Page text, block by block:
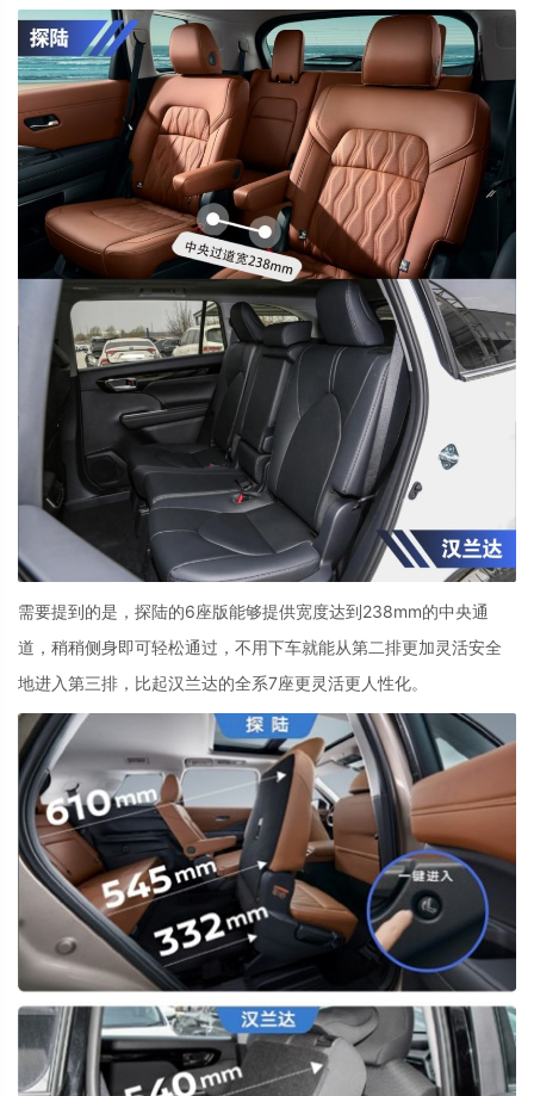
需要提到的是，探陆的6座版能够提供宽度达到 238mm的中央通
道，稍稍侧身即可轻松通过，不用下车就能从第二排更加灵活安全
地进入第三排，比起汉兰达的全系7座更灵活更人性化。